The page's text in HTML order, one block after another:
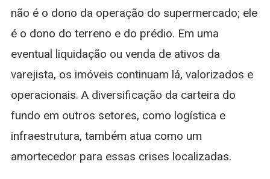
não é o dono da operação do supermercado; ele
é o dono do terreno e do prédio. Em uma
eventual liquidação ou venda de ativos da
varejista, os imóveis continuam lá, valorizados e
operacionais. A diversificação da carteira do
fundo em outros setores, como logística e
infraestrutura, também atua como um
amortecedor para essas crises localizadas.